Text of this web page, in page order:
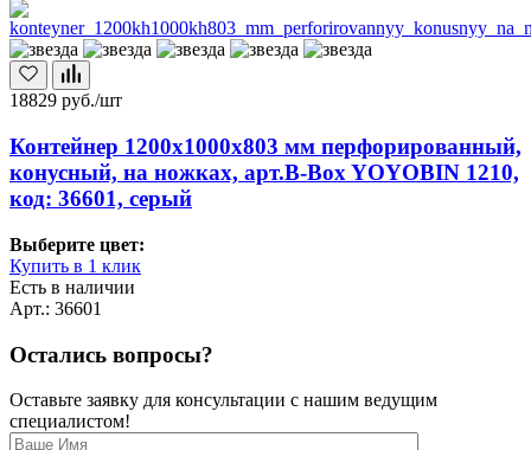
18829 руб./шт
Контейнер 1200х1000х803 мм перфорированный,
конусный, на ножках, арт.B-Box YOYOBIN 1210,
код: 36601, серый
Выберите цвет:
Купить в 1 клик
Есть в наличии
Арт.: 36601
Остались вопросы?
Оставьте заявку для консультации с нашим ведущим
специалистом!